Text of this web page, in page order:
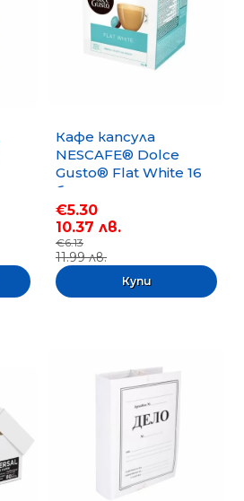
Кафе капсула
NESCAFE® Dolce
Gusto® Flat White 16
бр.
€5.30
10.37 лв.
€6.13
11.99 лв.